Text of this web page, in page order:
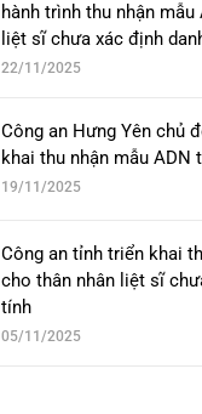
hành trình thu nhận
liệt sĩ chưa xác định
22/11/2025
Công an Hưng Yên chủ
khai thu nhận mẫu ADN
19/11/2025
Công an tỉnh triển khai
cho thân nhân liệt sĩ
tính
05/11/2025